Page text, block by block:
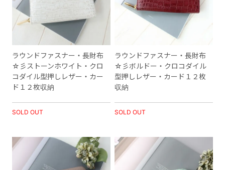
ラウンドファスナー・長財布
☆彡ストーンホワイト・クロ
コダイル型押しレザー・カー
ド１２枚収納
SOLD OUT
ラウンドファスナー・長財布
☆彡ボルドー・クロコダイル
型押しレザー・カード１２枚
収納
SOLD OUT